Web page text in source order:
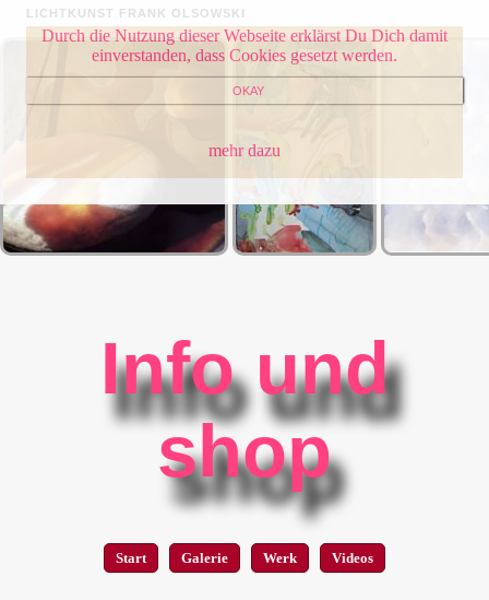
Durch die Nutzung dieser Webseite erklärst Du Dich damit
einverstanden, dass Cookies gesetzt werden.
OKAY
mehr dazu
LICHTKUNST FRANK OLSOWSKI
Info und
shop
Start Galerie Werk Videos